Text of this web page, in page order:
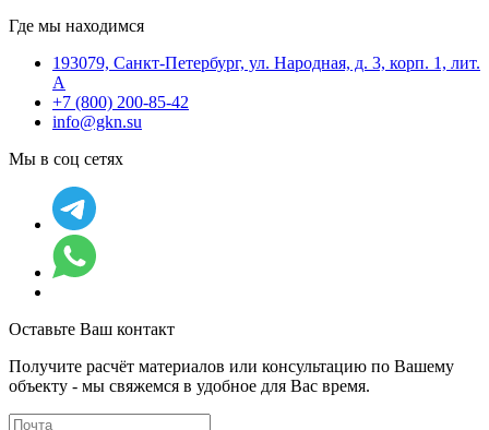
Где мы находимся
193079, Санкт-Петербург, ул. Народная, д. 3, корп. 1, лит.
А
+7 (800) 200-85-42
info@gkn.su
Мы в соц сетях
Оставьте Ваш контакт
Получите расчёт материалов или консультацию по Вашему
объекту - мы свяжемся в удобное для Вас время.